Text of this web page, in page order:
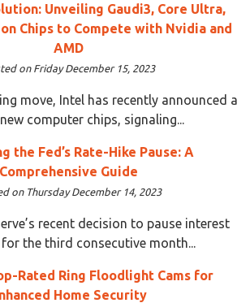
Unveiling Gaudi3, Core Ultra,
Chips to Compete with Nvidia and
AMD
on Friday December 15, 2023
move, Intel has recently announced a
computer chips, signaling...
the Fed’s Rate-Hike Pause: A
Comprehensive Guide
on Thursday December 14, 2023
recent decision to pause interest
the third consecutive month...
Rated Ring Floodlight Cams for
Home Security